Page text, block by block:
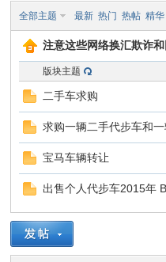
全部主题 最新 热门 热帖 精华
注意这些网络换汇欺诈
版块主题
二手车求购
求购一辆二手代步车和
宝马车辆转让
出售个人代步车2015年